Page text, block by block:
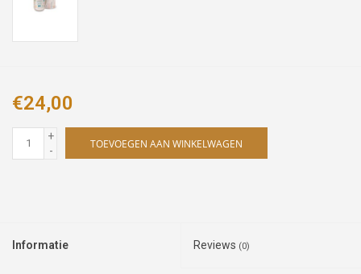
€24,00
+
-
TOEVOEGEN AAN WINKELWAGEN
Informatie Reviews (0)